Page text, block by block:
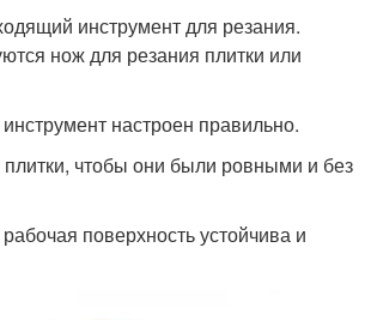
инструмент для резания.
нож для резания плитки или
настроен правильно.
чтобы они были ровными и без
поверхность устойчива и